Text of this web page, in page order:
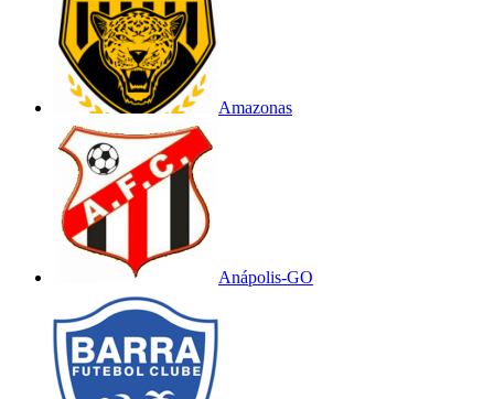
Amazonas
Anápolis-GO